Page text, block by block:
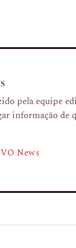
pela equipe
informação de
News